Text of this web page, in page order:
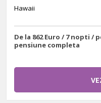
Hawaii
De la 862 Euro / 7 nopti /
pensiune completa